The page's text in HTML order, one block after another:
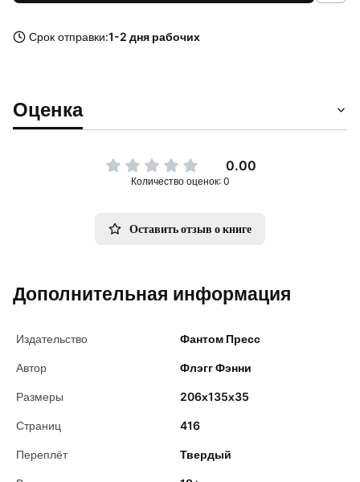
Срок отправки:1-2 дня рабочих
Оценка
0.00
Количество оценок: 0
Оставить отзыв о книге
Дополнительная информация
Издательство Фантом Пресс
Автор Флэгг Фэнни
Размеры 206х135х35
Страниц 416
Переплёт Твердый